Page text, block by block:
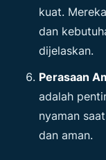
kuat.
dan
dijelaskan.
Perasaan
adalah
nyaman
dan aman.